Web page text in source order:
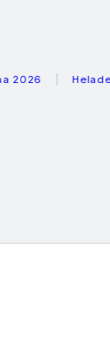
Heladeras